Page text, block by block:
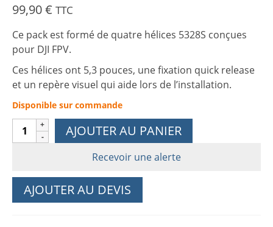
99,90€ TTC
Ce pack est formé de quatre hélices 5328S conçues
pour DJI FPV.
Ces hélices ont 5,3 pouces, une fixation quick release
et un repère visuel qui aide lors de l’installation.
Disponible sur commande
quantité
de
Dual
Band
AJOUTER AU PANIER
Recevoir une alerte
AJOUTER AU DEVIS